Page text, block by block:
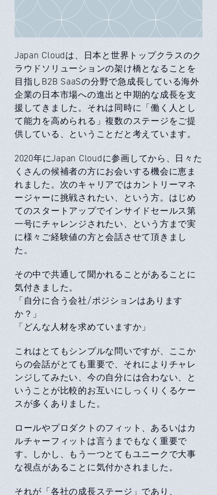
Japan Cloudは、日本と世界トップクラスのク
ラウドソリューションの架け橋となることを
目指しB2B SaaSの分野で急成長している海外
企業の日本市場への進出と中期的な成長を支
援してきました。それは同時に「働く人とし
て能力を高められる」複数のステージをご提
供している、ということだと考えています。
2020年にJapan Cloudに参画してから、日々た
くさんの候補者の方にお会いする機会に恵ま
れました。次のキャリアではカントリーマネ
ージャーに挑戦されたい、という方。はじめ
てのスタートアップでインサイドセールス第
一号にチャレンジされたい、という方まで実
に様々ご経験値の方と会話させて頂きまし
た。
その中で共通して聞かれることがあることに
気付きました。
「自分に合う会社/ポジションはあります
か？」
「どんな人材を求めていますか」
これはとてもシンプルな問いですが、ここか
らの会話がとても重要で、それによりチャレ
ンジしてみたい、今の自分には合わない、と
いうことが比較的お互いにしっくりくるケー
スが多くありました。
ロールやプロダクトのフィット、あるいはカ
ルチャーフィットは言うまでもなく重要で
す。しかし、もう一つとてもユニークで大事
な視点があることに気付かされました。
それが「各社の成長ステージ」であり、